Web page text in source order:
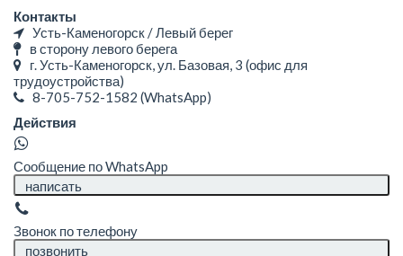
Контакты
Усть-Каменогорск / Левый берег
в сторону левого берега
г. Усть-Каменогорск, ул. Базовая, 3 (офис для
трудоустройства)
8-705-752-1582 (WhatsApp)
Действия
Сообщение по WhatsApp
написать
Звонок по телефону
позвонить